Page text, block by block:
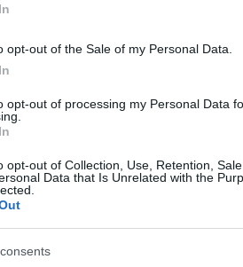
opt-out of the Sale of my Personal Data.
opt-out of processing my Personal Data
opt-out of Collection, Use, Retention,
Data that Is Unrelated with the
20-25°C körül
akik a szabadban tartózkodnak
az erős szél és intenzív
helyezni a kinti